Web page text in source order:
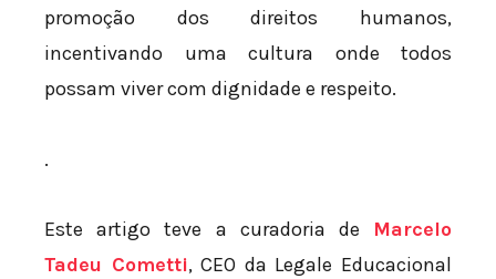
promoção dos direitos humanos,
incentivando uma cultura onde todos
possam viver com dignidade e respeito.
.
Este artigo teve a curadoria de Marcelo
Tadeu Cometti, CEO da Legale Educacional